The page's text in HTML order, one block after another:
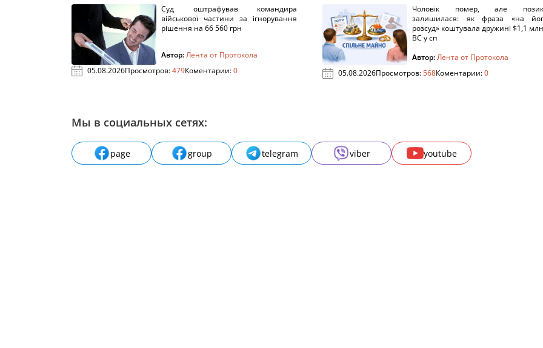
Суд оштрафував командира
військової частини за ігнорування
рішення на 66 560 грн
Автор:Лента от Протокола
05.08.2026Просмотров:479Коментарии:0
Чоловік помер, але
залишилася: як фраза «на
розсуд» коштувала дружині $1,1
ВС у сп
Автор:Лента от Протокола
05.08.2026Просмотров:568Коментарии:0
Мы в социальных сетях:
page group telegram viber youtube